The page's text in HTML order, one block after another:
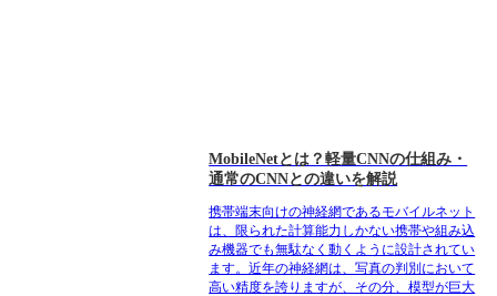
MobileNetとは？軽量CNNの仕組み・
通常のCNNとの違いを解説
携帯端末向けの神経網であるモバイルネット
は、限られた計算能力しかない携帯や組み込
み機器でも無駄なく動くように設計されてい
ます。近年の神経網は、写真の判別において
高い精度を誇りますが、その分、模型が巨大